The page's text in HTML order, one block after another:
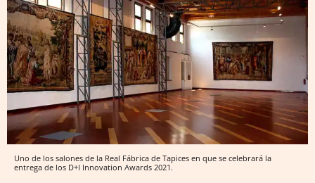
Uno de los salones de la Real Fábrica de Tapices en que se celebrará la
entrega de los D+I Innovation Awards 2021.